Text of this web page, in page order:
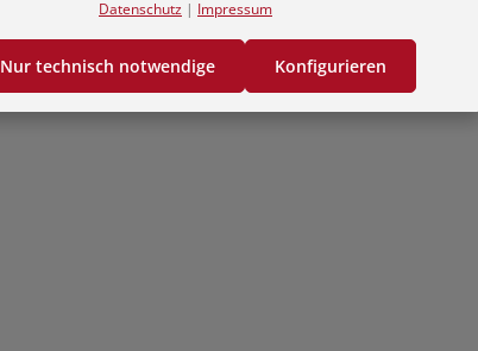
Datenschutz | Impressum
Nur technisch notwendige Konfigurieren